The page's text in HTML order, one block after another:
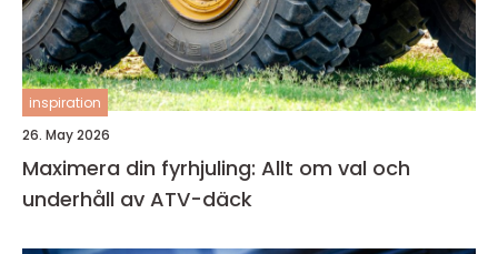
inspiration
26. May 2026
Maximera din fyrhjuling: Allt om val och
underhåll av ATV-däck